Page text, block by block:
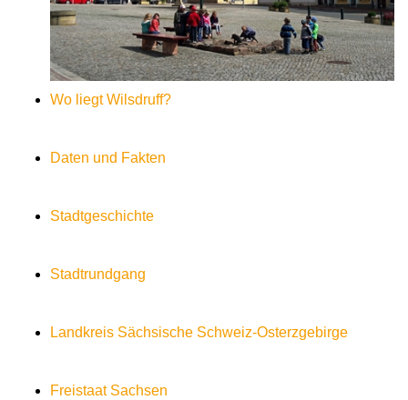
Wo liegt Wilsdruff?
Daten und Fakten
Stadtgeschichte
Stadtrundgang
Landkreis Sächsische Schweiz-Osterzgebirge
Freistaat Sachsen